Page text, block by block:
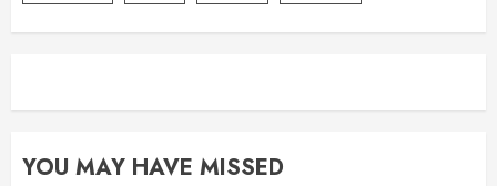
YOU MAY HAVE MISSED